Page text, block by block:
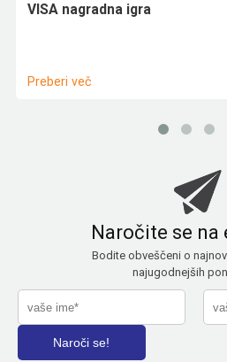
VISA nagradna igra
Preberi več
Naročite se na
Bodite obveščeni o
najugodnejših